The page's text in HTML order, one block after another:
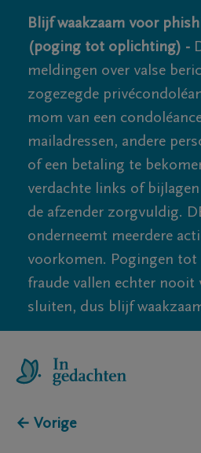
Blijf waakzaam voor
(poging tot oplichting) -
meldingen over valse
zogezegde
mom van een
mailadressen, andere
of een betaling te
verdachte links of
de afzender zorgvuldig.
onderneemt meerdere
voorkomen. Pogingen tot
fraude vallen echter
sluiten, dus blijf
← Vorige